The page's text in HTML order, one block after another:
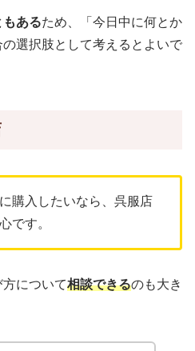
あるため、「今日中に何とか
選択肢として考えるとよいで
購入したいなら、呉服店
です。
について相談できるのも大き